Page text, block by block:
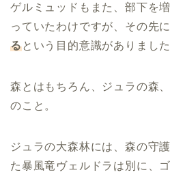
ゲルミュッドもまた、部下を
っていたわけですが、その先
るという目的意識がありました
森とはもちろん、ジュラの森
のこと。
ジュラの大森林には、森の守
た暴風竜ヴェルドラは別に、